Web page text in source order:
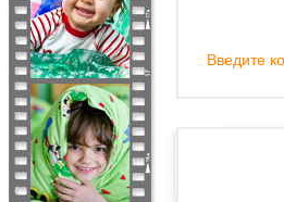
Введите